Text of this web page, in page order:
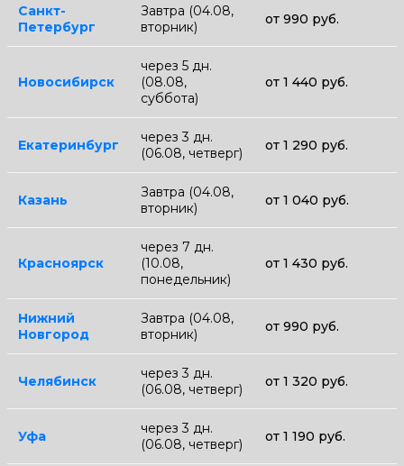
Санкт-
Петербург
Завтра (04.08,
вторник)
от 990 руб.
Новосибирск
через 5 дн.
(08.08,
суббота)
от 1 440 руб.
Екатеринбург
через 3 дн.
(06.08, четверг)
от 1 290 руб.
Казань
Завтра (04.08,
вторник)
от 1 040 руб.
Красноярск
через 7 дн.
(10.08,
понедельник)
от 1 430 руб.
Нижний
Новгород
Завтра (04.08,
вторник)
от 990 руб.
Челябинск
через 3 дн.
(06.08, четверг)
от 1 320 руб.
Уфа
через 3 дн.
(06.08, четверг)
от 1 190 руб.